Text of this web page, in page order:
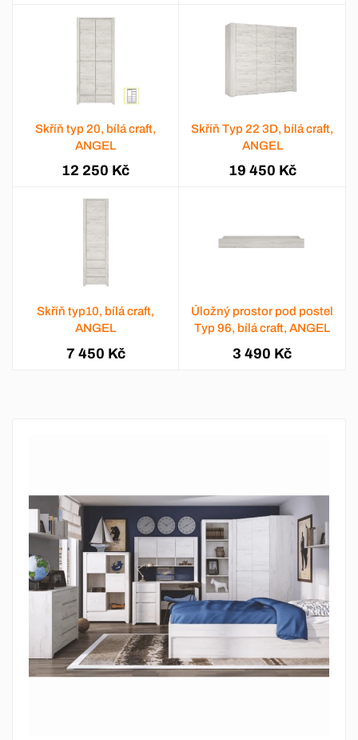
Skříň typ 20, bílá craft,
ANGEL
12 250 Kč
Skříň Typ 22 3D, bílá craft,
ANGEL
19 450 Kč
Skříň typ10, bílá craft,
ANGEL
7 450 Kč
Úložný prostor pod postel
Typ 96, bílá craft, ANGEL
3 490 Kč